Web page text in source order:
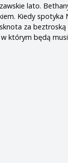
lato.
Kiedy spotyka
za
którym będą